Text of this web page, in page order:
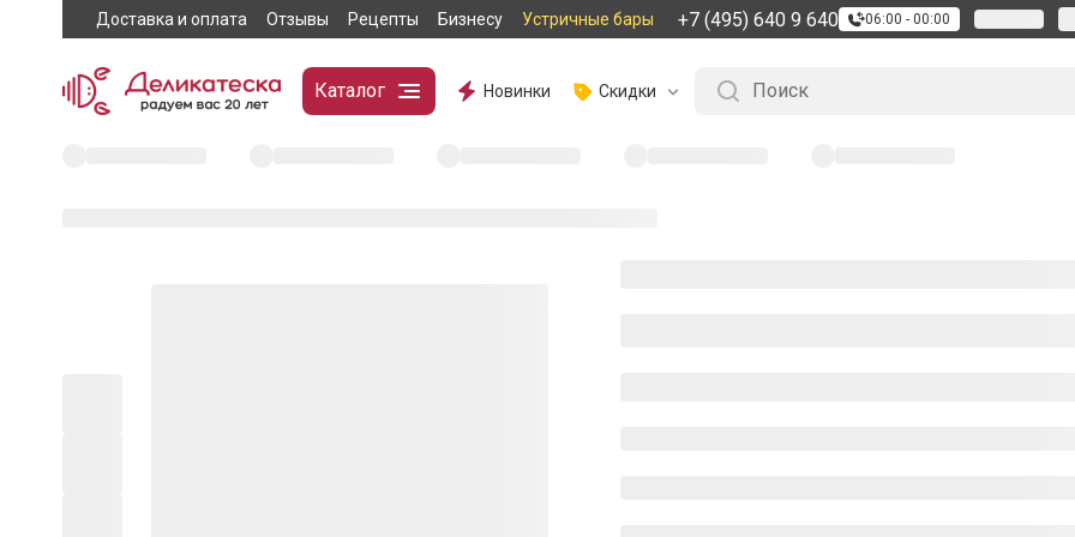
Доставка и оплата Отзывы Рецепты Бизнесу Устричные бары +7 (495) 640 9 640 06:00 - 00:00
Каталог Новинки Скидки